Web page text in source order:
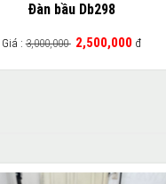
Đàn bầu Db298
Giá :3,000,000 2,500,000 đ